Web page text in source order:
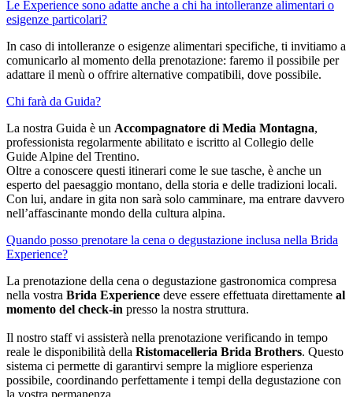
Le Experience sono adatte anche a chi ha intolleranze alimentari o
esigenze particolari?
In caso di intolleranze o esigenze alimentari specifiche, ti invitiamo a
comunicarlo al momento della prenotazione: faremo il possibile per
adattare il menù o offrire alternative compatibili, dove possibile.
Chi farà da Guida?
La nostra Guida è un Accompagnatore di Media Montagna,
professionista regolarmente abilitato e iscritto al Collegio delle
Guide Alpine del Trentino.
Oltre a conoscere questi itinerari come le sue tasche, è anche un
esperto del paesaggio montano, della storia e delle tradizioni locali.
Con lui, andare in gita non sarà solo camminare, ma entrare davvero
nell’affascinante mondo della cultura alpina.
Quando posso prenotare la cena o degustazione inclusa nella Brida
Experience?
La prenotazione della cena o degustazione gastronomica compresa
nella vostra Brida Experience deve essere effettuata direttamente al
momento del check-in presso la nostra struttura.
Il nostro staff vi assisterà nella prenotazione verificando in tempo
reale le disponibilità della Ristomacelleria Brida Brothers. Questo
sistema ci permette di garantirvi sempre la migliore esperienza
possibile, coordinando perfettamente i tempi della degustazione con
la vostra permanenza.